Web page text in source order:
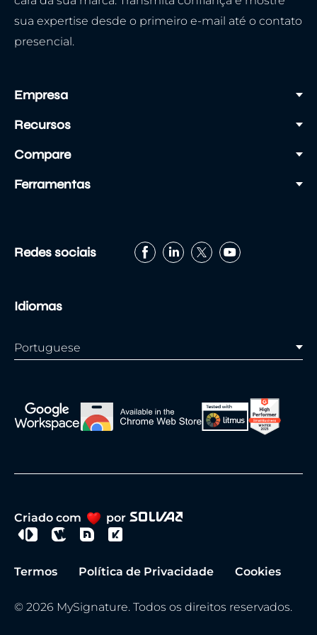
sua expertise desde o primeiro e-mail até o contato
presencial.
Empresa
Recursos
Compare
Ferramentas
Redes sociais
Idiomas
Portuguese
Criado com por
Termos Política de Privacidade Cookies
© 2026 MySignature. Todos os direitos reservados.